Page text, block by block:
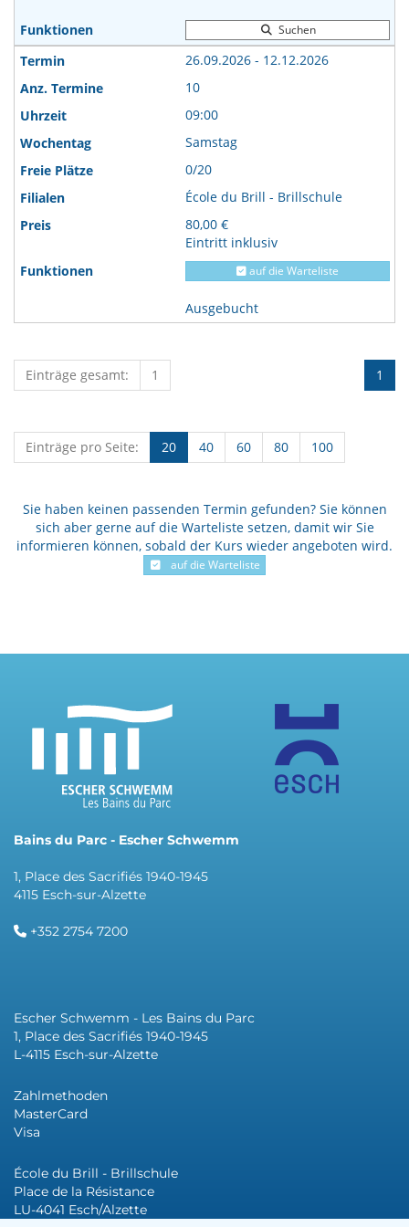
Suchen
26.09.2026 - 12.12.2026
10
09:00
Samstag
0/20
École du Brill - Brillschule
80,00 €
Eintritt inklusiv
auf die Warteliste
Ausgebucht
1
Einträge gesamt: 1
Einträge pro Seite: 20 40 60 80 100
Sie haben keinen passenden Termin gefunden? Sie können
sich aber gerne auf die Warteliste setzen, damit wir Sie
informieren können, sobald der Kurs wieder angeboten wird.
auf die Warteliste
Bains du Parc - Escher Schwemm
1, Place des Sacrifiés 1940-1945
4115 Esch-sur-Alzette
+352 2754 7200
Escher Schwemm - Les Bains du Parc
1, Place des Sacrifiés 1940-1945
L-4115 Esch-sur-Alzette
Zahlmethoden
MasterCard
Visa
École du Brill - Brillschule
Place de la Résistance
LU-4041 Esch/Alzette